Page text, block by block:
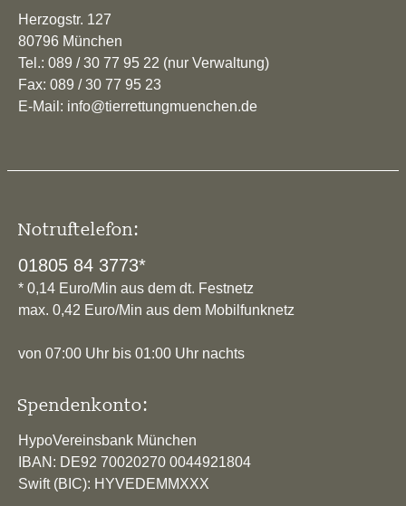
Herzogstr. 127
80796 München
Tel.: 089 / 30 77 95 22 (nur Verwaltung)
Fax: 089 / 30 77 95 23
E-Mail: info@tierrettungmuenchen.de
Notruftelefon:
01805 84 3773*
* 0,14 Euro/Min aus dem dt. Festnetz
max. 0,42 Euro/Min aus dem Mobilfunknetz
von 07:00 Uhr bis 01:00 Uhr nachts
Spendenkonto:
HypoVereinsbank München
IBAN: DE92 70020270 0044921804
Swift (BIC): HYVEDEMMXXX